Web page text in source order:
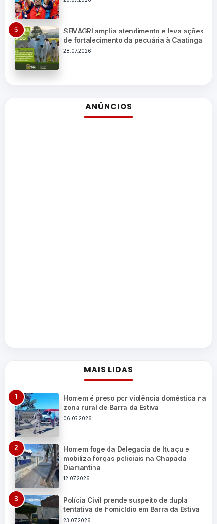
SEMAGRI amplia atendimento e leva ações
de fortalecimento da pecuária à Caatinga
28.07.2026
ANÚNCIOS
MAIS LIDAS
Homem é preso por violência doméstica na
zona rural de Barra da Estiva
06.07.2026
Homem foge da Delegacia de Ituaçu e
mobiliza forças policiais na Chapada
Diamantina
12.07.2026
Polícia Civil prende suspeito de dupla
tentativa de homicídio em Barra da Estiva
23.07.2026